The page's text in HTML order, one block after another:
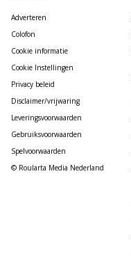
Adverteren
Colofon
Cookie informatie
Cookie Instellingen
Privacy beleid
Disclaimer/vrijwaring
Leveringsvoorwaarden
Gebruiksvoorwaarden
Spelvoorwaarden
© Roularta Media Nederland